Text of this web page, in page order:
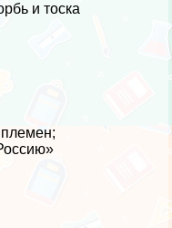
и тоска
племен;